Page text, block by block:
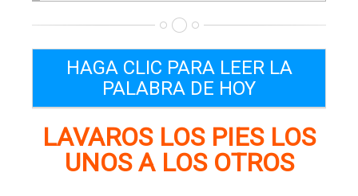
HAGA CLIC PARA LEER LA
PALABRA DE HOY
LAVAROS LOS PIES LOS
UNOS A LOS OTROS